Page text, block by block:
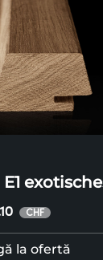
CHF
la ofertă